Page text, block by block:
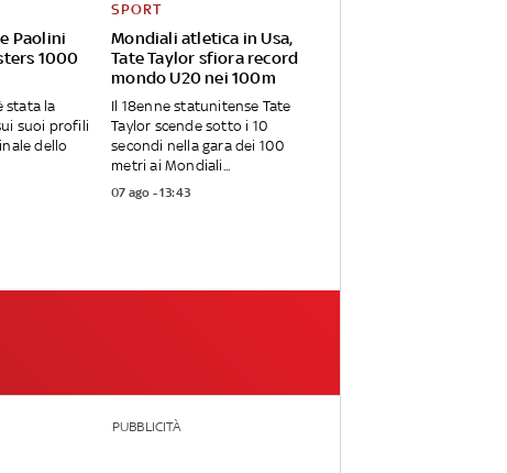
Paolini
1000
stata la
suoi profili
dello
Mondiali atletica in Usa,
Tate Taylor sfiora record
mondo U20 nei 100m
SPORT
Il 18enne statunitense Tate
Taylor scende sotto i 10
secondi nella gara dei 100
metri ai Mondiali...
07 ago - 13:43
PUBBLICITÀ